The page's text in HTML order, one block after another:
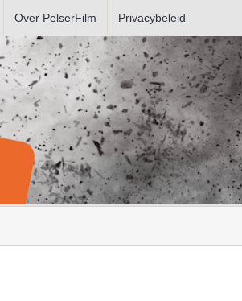
Over PelserFilm Privacybeleid